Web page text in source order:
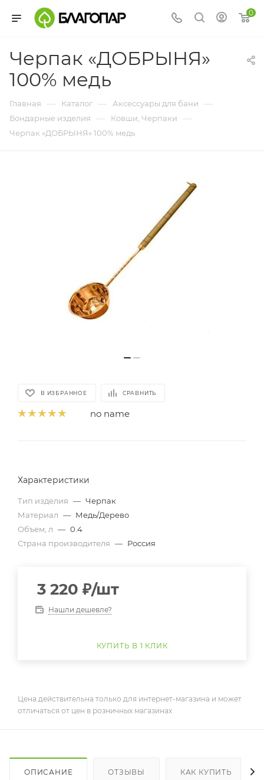
0
Черпак «ДОБРЫНЯ»
100% медь
Главная — Каталог — Аксессуары для бани —
Бондарные изделия — Ковши, Черпаки —
Черпак «ДОБРЫНЯ» 100% медь
В ИЗБРАННОЕ СРАВНИТЬ
no name
Характеристики
Тип изделия — Черпак
Материал — Медь/Дерево
Объем, л — 0.4
Страна производителя — Россия
3 220 ₽/шт
Нашли дешевле?
КУПИТЬ В 1 КЛИК
Цена действительна только для интернет-магазина и может
отличаться от цен в розничных магазинах
ОПИСАНИЕ ОТЗЫВЫ КАК КУПИТЬ